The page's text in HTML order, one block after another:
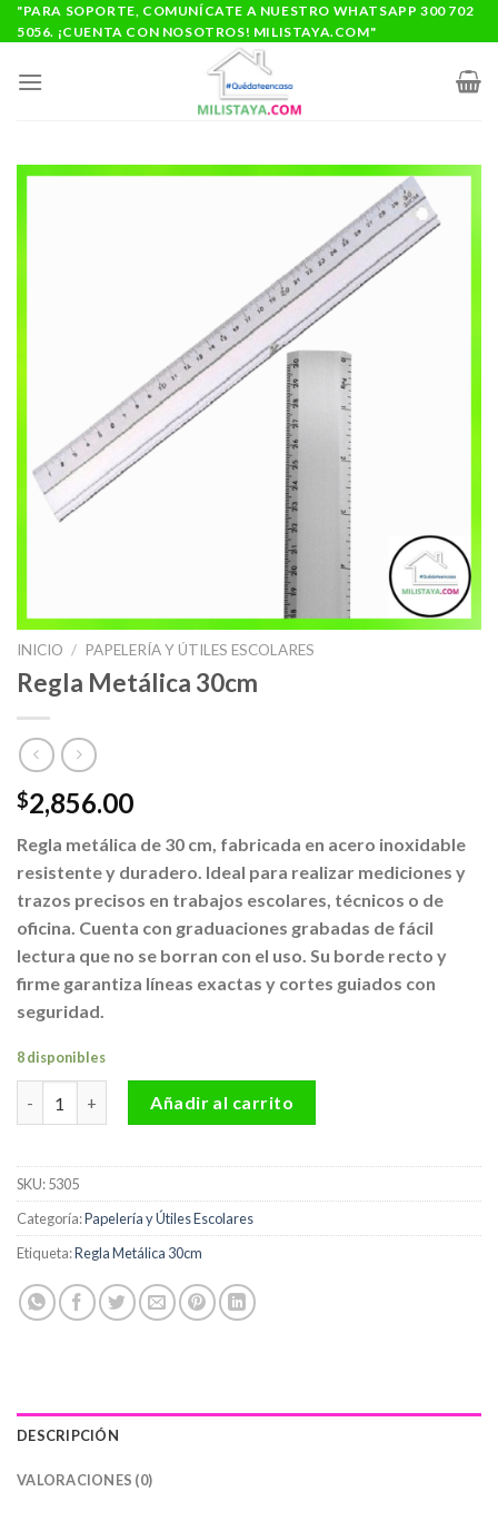
Saltar
al
"PARA SOPORTE, COMUNÍCATE A NUESTRO WHATSAPP 300 702
5056. ¡CUENTA CON NOSOTROS! MILISTAYA.COM"
INICIO / PAPELERÍA Y ÚTILES ESCOLARES
Regla Metálica 30cm
$2,856.00
Regla metálica de 30 cm, fabricada en acero inoxidable
resistente y duradero. Ideal para realizar mediciones y
trazos precisos en trabajos escolares, técnicos o de
oficina. Cuenta con graduaciones grabadas de fácil
lectura que no se borran con el uso. Su borde recto y
firme garantiza líneas exactas y cortes guiados con
seguridad.
8 disponibles
Añadir al carrito
SKU:5305
Categoría:Papelería y Útiles Escolares
Etiqueta:Regla Metálica 30cm
DESCRIPCIÓN
VALORACIONES (0)